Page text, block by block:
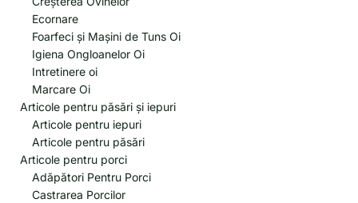
Ecornare
Foarfeci și Mașini de Tuns Oi
Igiena Ongloanelor Oi
Intretinere oi
Marcare Oi
Articole pentru păsări și iepuri
Articole pentru iepuri
Articole pentru păsări
Articole pentru porci
Adăpători Pentru Porci
Castrarea Porcilor